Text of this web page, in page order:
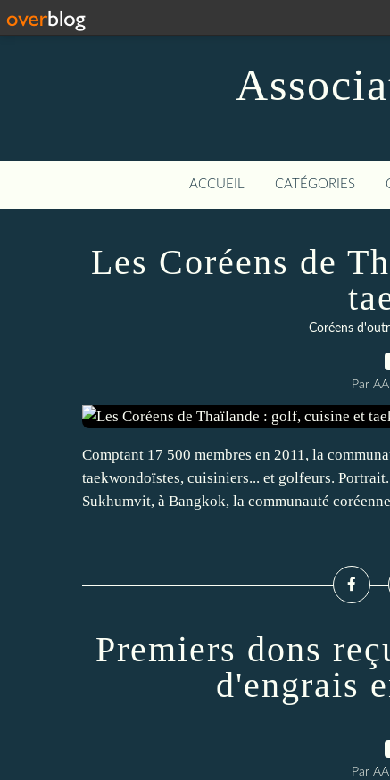
ACCUEIL CATÉGORIES
Les Coréens de
Coréens
Par
Comptant 17 500 membres en 2011, la
taekwondoïstes, cuisiniers... et golfeurs.
Sukhumvit, à Bangkok, la communauté
Premiers dons
d'engrais
Par